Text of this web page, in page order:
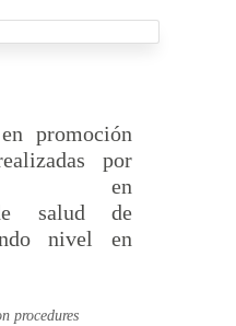
promoción
por
en
salud de
nivel en
procedures